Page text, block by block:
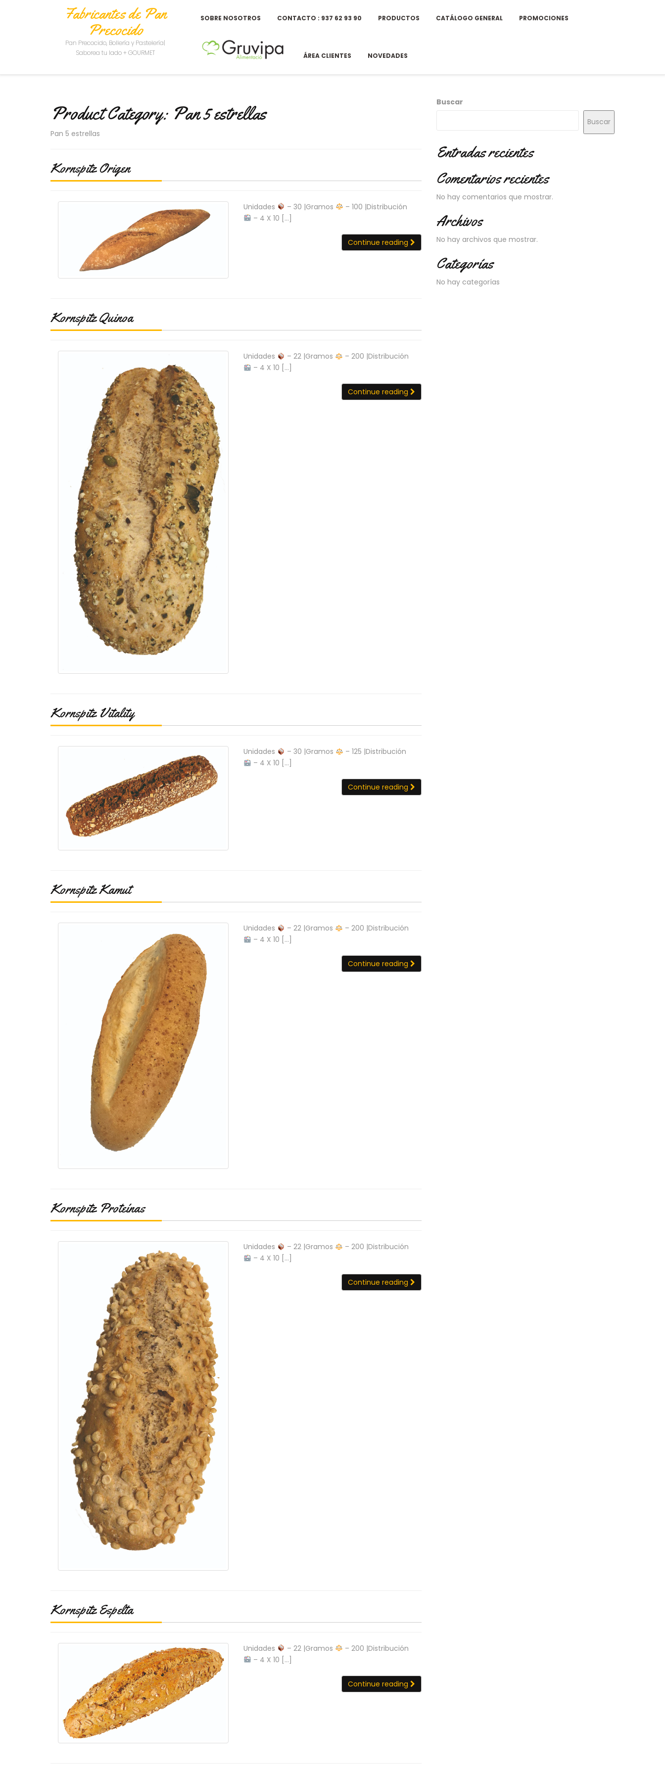
Fabricantes de Pan
Precocido
Pan Precocido, Bollería y Pastelería|
Saborea tu lado + GOURMET
SOBRE NOSOTROS CONTACTO : 937 62 93 90 PRODUCTOS CATÁLOGO GENERAL PROMOCIONES
ÁREA CLIENTES NOVEDADES
Product Category: Pan 5 estrellas
Pan 5 estrellas
Kornspitz Origen
Unidades – 30 |Gramos
– 100 |Distribución
– 4 X 10 […]
Continue reading
Kornspitz Quinoa
Unidades – 22 |Gramos
– 200 |Distribución
– 4 X 10 […]
Continue reading
Kornspitz Vitality
Unidades – 30 |Gramos
– 125 |Distribución
– 4 X 10 […]
Continue reading
Kornspitz Kamut
Unidades – 22 |Gramos
– 200 |Distribución
– 4 X 10 […]
Continue reading
Kornspitz Proteínas
Unidades – 22 |Gramos
– 200 |Distribución
– 4 X 10 […]
Continue reading
Kornspitz Espelta
Unidades – 22 |Gramos
– 200 |Distribución
– 4 X 10 […]
Continue reading
Buscar
Buscar
Entradas recientes
Comentarios recientes
No hay comentarios que mostrar.
Archivos
No hay archivos que mostrar.
Categorías
No hay categorías